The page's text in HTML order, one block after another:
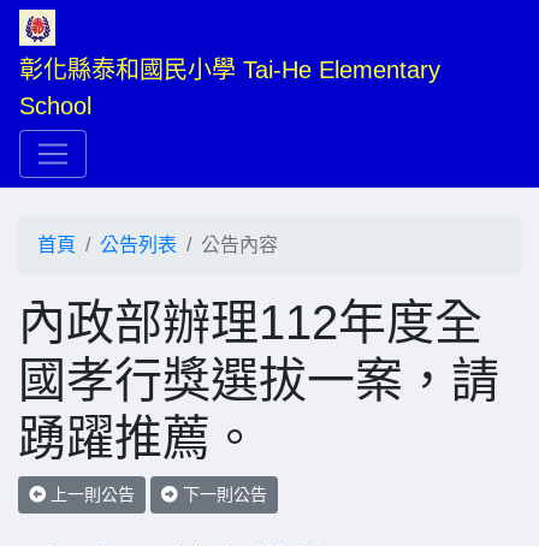
彰化縣泰和國民小學 Tai-He Elementary
School
首頁 公告列表 公告內容
內政部辦理112年度全
國孝行獎選拔一案，請
踴躍推薦。
上一則公告 下一則公告